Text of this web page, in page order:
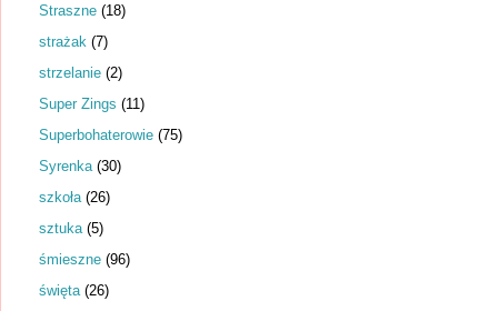
Straszne (18)
strażak (7)
strzelanie (2)
Super Zings (11)
Superbohaterowie (75)
Syrenka (30)
szkoła (26)
sztuka (5)
śmieszne (96)
święta (26)